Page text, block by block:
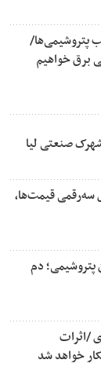
پتروشیمی‌ها/
۲ ساعت قطعی برق خواهیم
صنعتی لیا
سه‌رقمی قیمت‌ها،
پتروشیمی؛ دم
/اثرات
خواهد شد